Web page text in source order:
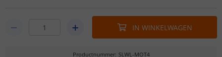
IN WINKELWAGEN
Productnummer: SLWL-MOT4